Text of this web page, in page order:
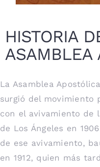
HISTORIA
ASAMBLEA
La Asamblea
surgió del movimiento
con el avivamiento de
de Los Ángeles en
de ese avivamiento,
en 1912, quien más